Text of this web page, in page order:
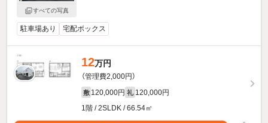
すべての写真
駐車場あり 宅配ボックス
12万円
（管理費2,000円）
敷 120,000円 礼 120,000円
1階 / 2SLDK / 66.54㎡